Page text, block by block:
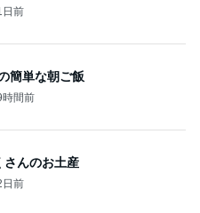
日前
簡単な朝ご飯
時間前
さんのお土産
日前